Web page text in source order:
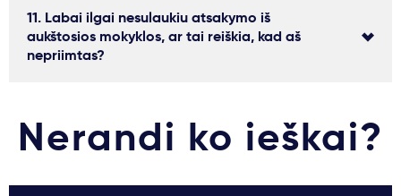
11. Labai ilgai nesulaukiu atsakymo iš
aukštosios mokyklos, ar tai reiškia, kad aš
nepriimtas?
Nerandi ko ieškai?